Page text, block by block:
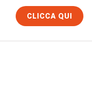
CLICCA QUI